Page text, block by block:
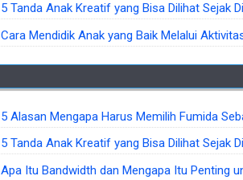
5 Tanda Anak Kreatif yang Bisa Dilihat Sejak
Cara Mendidik Anak yang Baik Melalui
5 Alasan Mengapa Harus Memilih Fumida
5 Tanda Anak Kreatif yang Bisa Dilihat Sejak
Apa Itu Bandwidth dan Mengapa Itu Penting